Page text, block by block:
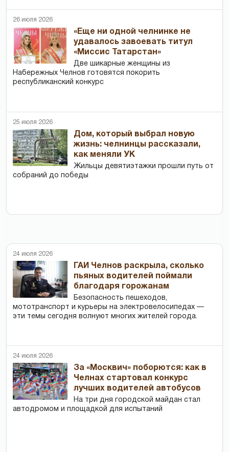
26 июля 2026
«Еще ни одной челнинке не
удавалось завоевать титул
«Миссис Татарстан»
Две шикарные женщины из
Набережных Челнов готовятся покорить
республиканский конкурс
25 июля 2026
Дом, который выбрал новую
жизнь: челнинцы рассказали,
как меняли УК
Жильцы девятиэтажки прошли путь от
собраний до победы
24 июля 2026
ГАИ Челнов раскрыла, сколько
пьяных водителей поймали
благодаря горожанам
Безопасность пешеходов,
мототранспорт и курьеры на электровелосипедах —
эти темы сегодня волнуют многих жителей города.
24 июля 2026
За «Москвич» поборются: как в
Челнах стартовал конкурс
лучших водителей автобусов
На три дня городской майдан стал
автодромом и площадкой для испытаний